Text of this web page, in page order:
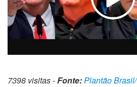
7398 visitas -Fonte:Plantão